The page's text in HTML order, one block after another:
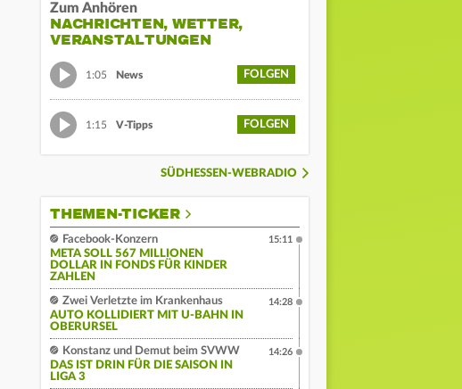
Zum Anhören
NACHRICHTEN, WETTER,
VERANSTALTUNGEN
1:05 News FOLGEN
1:15 V-Tipps FOLGEN
SÜDHESSEN-WEBRADIO
THEMEN-TICKER
Facebook-Konzern
META SOLL 567 MILLIONEN
DOLLAR IN FONDS FÜR KINDER
ZAHLEN
15:11
Zwei Verletzte im Krankenhaus
AUTO KOLLIDIERT MIT U-BAHN IN
OBERURSEL
14:28
Konstanz und Demut beim SVWW
DAS IST DRIN FÜR DIE SAISON IN
LIGA 3
14:26